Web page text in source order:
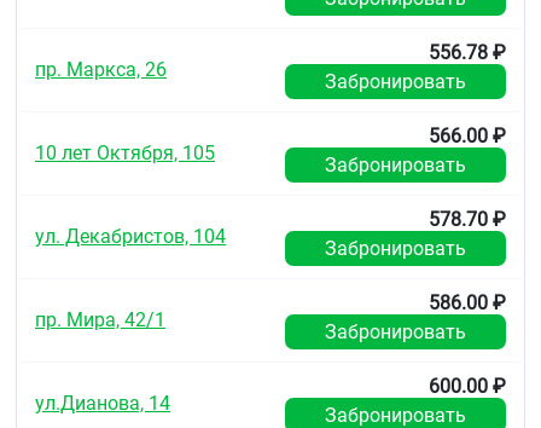
пр. Маркса, 26
556.78 ₽
Забронировать
10 лет Октября, 105
566.00 ₽
Забронировать
ул. Декабристов, 104
578.70 ₽
Забронировать
пр. Мира, 42/1
586.00 ₽
Забронировать
ул.Дианова, 14
600.00 ₽
Забронировать